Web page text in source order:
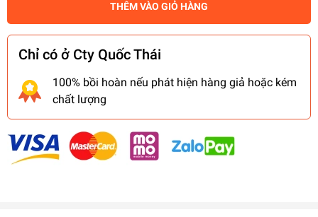
THÊM VÀO GIỎ HÀNG
Chỉ có ở Cty Quốc Thái
100% bồi hoàn nếu phát hiện hàng giả hoặc kém
chất lượng